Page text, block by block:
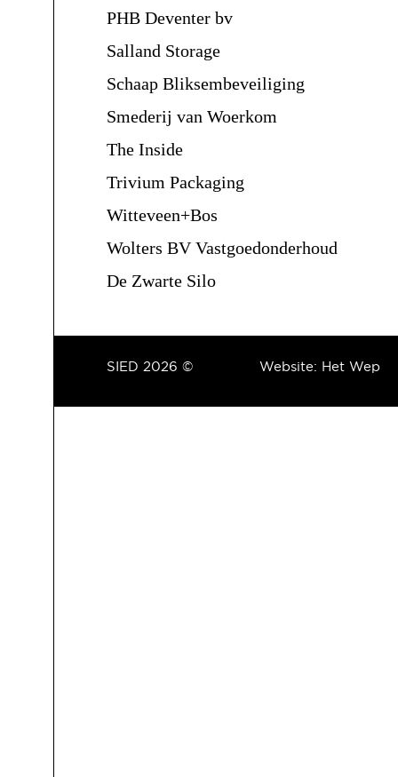
PHB Deventer bv
Salland Storage
Schaap Bliksembeveiliging
Smederij van Woerkom
The Inside
Trivium Packaging
Witteveen+Bos
Wolters BV Vastgoedonderhoud
De Zwarte Silo
Website: Het Wep
SIED 2026 ©